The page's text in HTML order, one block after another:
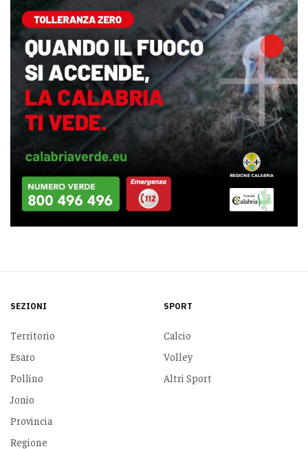
SEZIONI
Territorio
Esaro
Pollino
Jonio
Provincia
Regione
SPORT
Calcio
Volley
Altri Sport